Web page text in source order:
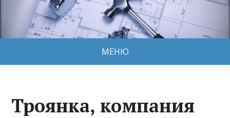
МЕНЮ
Троянка, компания